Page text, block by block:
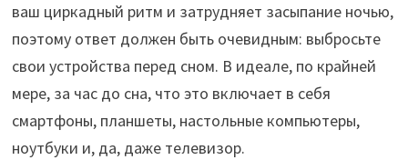
ваш циркадный ритм и затрудняет засыпание ночью,
поэтому ответ должен быть очевидным: выбросьте
свои устройства перед сном. В идеале, по крайней
мере, за час до сна, что это включает в себя
смартфоны, планшеты, настольные компьютеры,
ноутбуки и, да, даже телевизор.